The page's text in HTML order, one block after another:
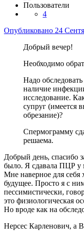
Пользователи
4
Опубликовано 24
Добрый вечер!
Необходимо
Надо
наличие
исследование.
супруг (имеется
обрезание)?
Спермограмму
решаема.
Добрый день, спасибо
было. Я сдавала ПЦР у
Мне наверное для себя
будущее. Просто я с
пессимистически,
это физиологическая
Но вроде как на
Нерсес Карленович, а